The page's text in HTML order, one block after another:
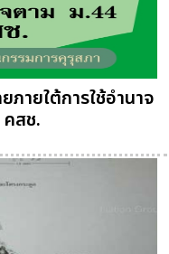
ายใต้การใช้อำนาจ
สช.